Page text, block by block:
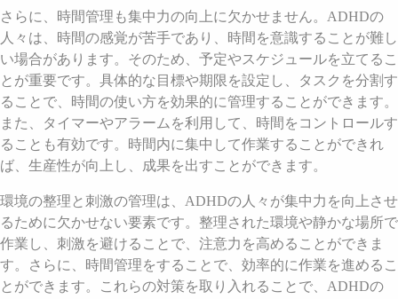
さらに、時間管理も集中力の向上に欠かせません。ADHDの
人々は、時間の感覚が苦手であり、時間を意識することが難し
い場合があります。そのため、予定やスケジュールを立てるこ
とが重要です。具体的な目標や期限を設定し、タスクを分割す
ることで、時間の使い方を効果的に管理することができます。
また、タイマーやアラームを利用して、時間をコントロールす
ることも有効です。時間内に集中して作業することができれ
ば、生産性が向上し、成果を出すことができます。
環境の整理と刺激の管理は、ADHDの人々が集中力を向上させ
るために欠かせない要素です。整理された環境や静かな場所で
作業し、刺激を避けることで、注意力を高めることができま
す。さらに、時間管理をすることで、効率的に作業を進めるこ
とができます。これらの対策を取り入れることで、ADHDの